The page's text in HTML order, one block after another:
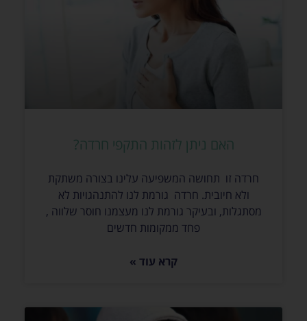
האם ניתן לזהות התקפי חרדה?
חרדה זו תחושה המשפיעה עלינו בצורה משתקת
ולא חיובית. חרדה גורמת לנו להתנהגויות לא
מסתגלות, ובעיקר גורמת לנו מעצמנו חוסר שלווה ,
פחד ממקומות חדשים
קרא עוד »